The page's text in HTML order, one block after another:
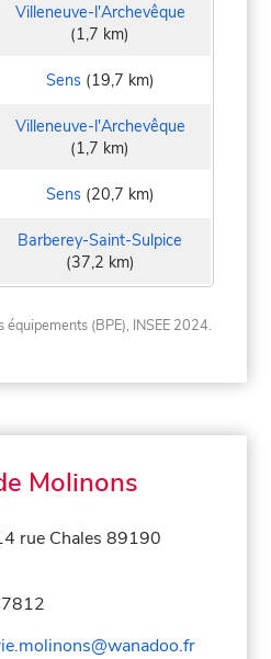
Villeneuve-l'Archevêque
(1,7 km)
Sens(19,7 km)
Villeneuve-l'Archevêque
(1,7 km)
Sens(20,7 km)
Barberey-Saint-Sulpice
(37,2 km)
(BPE), INSEE 2024.
Molinons
rue Chales 89190